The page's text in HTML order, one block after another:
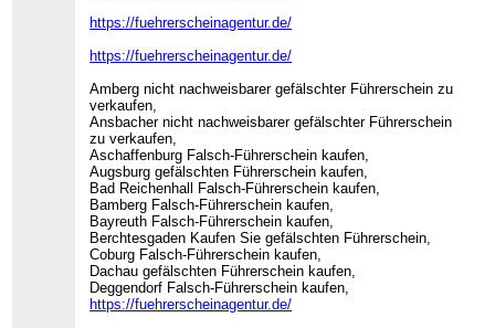
https://fuehrerscheinagentur.de/
https://fuehrerscheinagentur.de/
Amberg nicht nachweisbarer gefälschter Führerschein zu
verkaufen,
Ansbacher nicht nachweisbarer gefälschter Führerschein
zu verkaufen,
Aschaffenburg Falsch-Führerschein kaufen,
Augsburg gefälschten Führerschein kaufen,
Bad Reichenhall Falsch-Führerschein kaufen,
Bamberg Falsch-Führerschein kaufen,
Bayreuth Falsch-Führerschein kaufen,
Berchtesgaden Kaufen Sie gefälschten Führerschein,
Coburg Falsch-Führerschein kaufen,
Dachau gefälschten Führerschein kaufen,
Deggendorf Falsch-Führerschein kaufen,
https://fuehrerscheinagentur.de/